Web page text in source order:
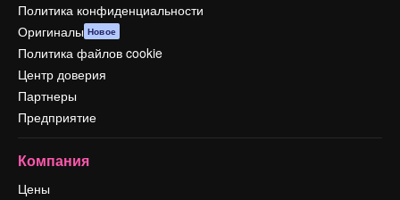
Политика конфиденциальности
Оригиналы Новое
Политика файлов cookie
Центр доверия
Партнеры
Предприятие
Компания
Цены